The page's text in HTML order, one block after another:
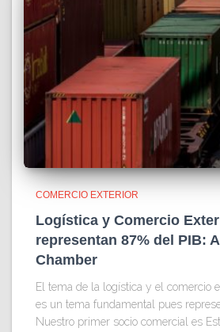
COMERCIO EXTERIOR
Logística y Comercio
representan 87% del PIB:
Chamber
El tema de la logística y el comercio
es un tema fundamental pues
Nuestro primer socio comercial es